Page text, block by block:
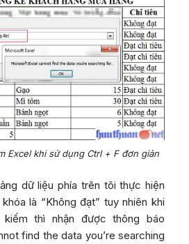
Excel khi sử dụng Ctrl + F đơn giản
dữ liệu phía trên tôi thực hiện
là “Không đạt” tuy nhiên khi
thì nhận được thông báo
find the data you’re searching